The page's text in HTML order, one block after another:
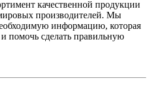
качественной продукции
производителей. Мы
информацию, которая
помочь сделать правильную